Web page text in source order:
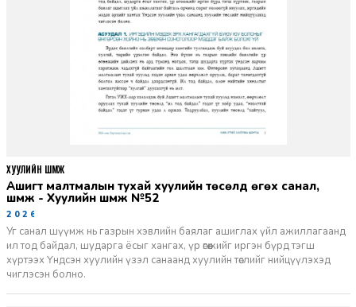
Ашигт малтмалын тухай хуулийн төсөлд өгөх санал,
шүүмж - Хуулийн шүүмж №52
2026-06-29
Уг санал шүүмж нь газрын хэвлийн баялаг ашиглах үйл ажиллагаанд
ил тод байдал, шударга ёсыг хангах, үр өгөөжийг иргэн бүрд тэгш
хүртээх Үндсэн хуулийн үзэл санаанд хуулийн төслийг нийцүүлэхэд
чиглэсэн болно.
ХУУЛИЙН ШҮҮМЖ